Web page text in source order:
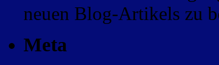
neuen Blog-Artikels zu
Meta